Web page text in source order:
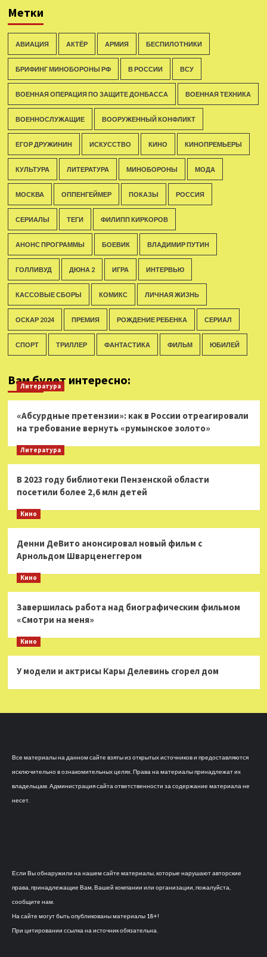
Метки
АВИАЦИЯ АКТЁР АРМИЯ БЕСПИЛОТНИКИ
БРИФИНГ МИНОБОРОНЫ РФ В РОССИИ ВСУ
ВОЕННАЯ ОПЕРАЦИЯ ПО ЗАЩИТЕ ДОНБАССА ВОЕННАЯ ТЕХНИКА
ВОЕННОСЛУЖАЩИЕ ВООРУЖЕННЫЙ КОНФЛИКТ
ЕГОР ДРУЖИНИН ИСКУССТВО КИНО КИНОПРЕМЬЕРЫ
КУЛЬТУРА ЛИТЕРАТУРА МИНОБОРОНЫ МОДА
МОСКВА ОППЕНГЕЙМЕР ПОКАЗЫ РОССИЯ
СЕРИАЛЫ ТЕГИ ФИЛИПП КИРКОРОВ
АНОНС ПРОГРАММЫ БОЕВИК ВЛАДИМИР ПУТИН
ГОЛЛИВУД ДЮНА 2 ИГРА ИНТЕРВЬЮ
КАССОВЫЕ СБОРЫ КОМИКС ЛИЧНАЯ ЖИЗНЬ
ОСКАР 2024 ПРЕМИЯ РОЖДЕНИЕ РЕБЕНКА СЕРИАЛ
СПОРТ ТРИЛЛЕР ФАНТАСТИКА ФИЛЬМ ЮБИЛЕЙ
Вам будет интересно:
Литература
«Абсурдные претензии»: как в России отреагировали
на требование вернуть «румынское золото»
Литература
В 2023 году библиотеки Пензенской области
посетили более 2,6 млн детей
Кино
Денни ДеВито анонсировал новый фильм с
Арнольдом Шварценеггером
Кино
Завершилась работа над биографическим фильмом
«Смотри на меня»
Кино
У модели и актрисы Кары Делевинь сгорел дом
Все материалы на данном сайте взяты из открытых источников и предоставляются
исключительно в ознакомительных целях. Права на материалы принадлежат их
владельцам. Администрация сайта ответственности за содержание материала не
несет.
Если Вы обнаружили на нашем сайте материалы, которые нарушают авторские
права, принадлежащие Вам, Вашей компании или организации, пожалуйста,
сообщите нам.
На сайте могут быть опубликованы материалы 18+!
При цитировании ссылка на источник обязательна.